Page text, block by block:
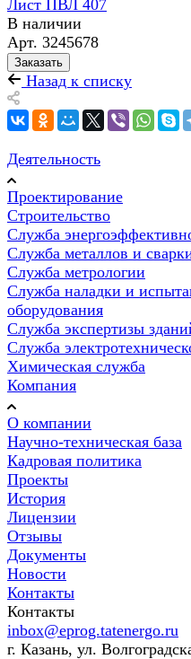
Лист ПВЛ 407
В наличии
Арт. 3245678
Заказать
Назад к списку
Деятельность
Проектирование
Строительство
Служба
Служба металлов и
Служба метрологии
Служба наладки и
оборудования
Служба экспертизы
Служба
Химическая служба
Компания
О компании
Научно-техническая база
Кадровая политика
Проекты
История
Лицензии
Отзывы
Документы
Новости
Контакты
Контакты
inbox@eprog.tatenergo.ru
г. Казань, ул.